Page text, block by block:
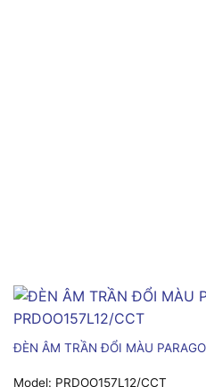
ĐÈN ÂM TRẦN ĐỔI MÀU
Model: PRDOO157L12/CCT